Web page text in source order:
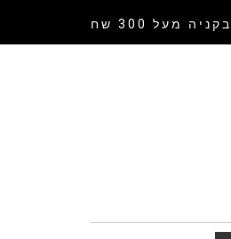
בקניה מעל 300 שח